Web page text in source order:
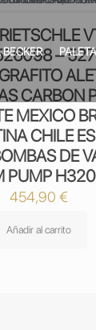
–
CARBON
MEXICO
CHILE
DE
PUMP
454,90 €
Añadir al carrito